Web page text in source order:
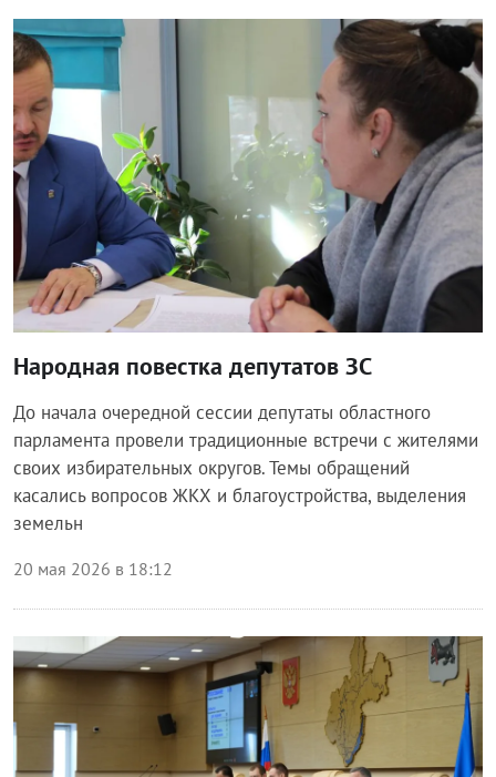
Власть
Народная повестка депутатов ЗС
До начала очередной сессии депутаты областного
парламента провели традиционные встречи с жителями
своих избирательных округов. Темы обращений
касались вопросов ЖКХ и благоустройства, выделения
земельн
20 мая 2026 в 18:12
Власть